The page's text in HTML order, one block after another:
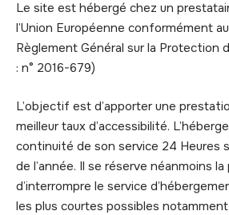
Le site est hébergé chez un
l’Union Européenne conformément
Règlement Général sur la Protection
: n° 2016-679)
L’objectif est d’apporter une
meilleur taux d’accessibilité.
continuité de son service 24 Heures
de l’année. Il se réserve néanmoins
d’interrompre le service
les plus courtes possibles